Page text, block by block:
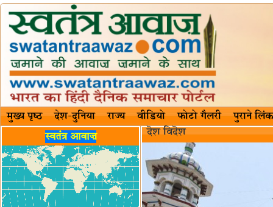
मुख्य पृष्ठ देश-दुनिया राज्य वीडियो फोटो गैलरी पुराने लिंक
स्वतंत्र आवाज़ दॆश‍ विदॆश‌